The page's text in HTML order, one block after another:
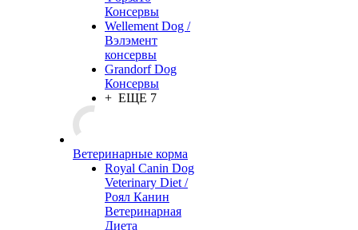
Консервы
Wellement Dog /
Вэлэмент
консервы
Grandorf Dog
Консервы
+ ЕЩЕ 7
Ветеринарные корма
Royal Canin Dog
Veterinary Diet /
Роял Канин
Ветеринарная
Диета